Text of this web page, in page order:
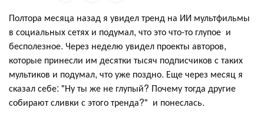
Полтора месяца назад я увидел тренд на ИИ мультфильмы
в социальных сетях и подумал, что это что-то глупое и
бесполезное. Через неделю увидел проекты авторов,
которые принесли им десятки тысяч подписчиков с таких
мультиков и подумал, что уже поздно. Еще через месяц я
сказал себе: "Ну ты же не глупый? Почему тогда другие
собирают сливки с этого тренда?" и понеслась.